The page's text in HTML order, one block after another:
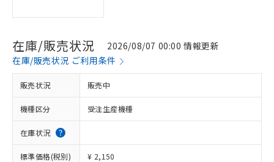
在庫/販売状況
2026/08/07 00:00 情報更新
在庫/販売状況 ご利用条件
販売状況 販売中
機種区分 受注生産機種
在庫状況
標準価格(税別) ¥ 2,150